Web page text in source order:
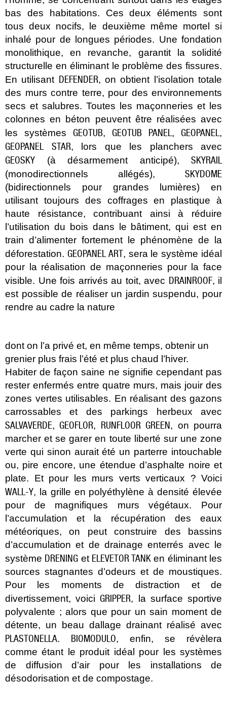
bas des habitations. Ces deux éléments sont
tous deux nocifs, le deuxième même mortel si
inhalé pour de longues périodes. Une fondation
monolithique, en revanche, garantit la solidité
structurelle en éliminant le problème des fissures.
En utilisant DEFENDER, on obtient l’isolation totale
des murs contre terre, pour des environnements
secs et salubres. Toutes les maçonneries et les
colonnes en béton peuvent être réalisées avec
les systèmes GEOTUB, GEOTUB PANEL , GEOPANEL ,
GEOPANEL STAR, lors que les planchers avec
GEOSKY (à désarmement anticipé), SKYRAIL
(monodirectionnels allégés), SKYDOME
(bidirectionnels pour grandes lumières) en
utilisant toujours des coffrages en plastique à
haute résistance, contribuant ainsi à réduire
l’utilisation du bois dans le bâtiment, qui est en
train d’alimenter fortement le phénomène de la
déforestation. GEOPANEL ART, sera le système idéal
pour la réalisation de maçonneries pour la face
visible. Une fois arrivés au toit, avec DRAINROOF, il
est possible de réaliser un jardin suspendu, pour
rendre au cadre la nature
dont on l’a privé et, en même temps, obtenir un
grenier plus frais l’été et plus chaud l’hiver.
Habiter de façon saine ne signifie cependant pas
rester enfermés entre quatre murs, mais jouir des
zones vertes utilisables. En réalisant des gazons
carrossables et des parkings herbeux avec
SALVAVERDE, GEOFLOR, RUNFLOOR GREEN, on pourra
marcher et se garer en toute liberté sur une zone
verte qui sinon aurait été un parterre intouchable
ou, pire encore, une étendue d’asphalte noire et
plate. Et pour les murs verts verticaux ? Voici
WALL-Y, la grille en polyéthylène à densité élevée
pour de magnifiques murs végétaux. Pour
l’accumulation et la récupération des eaux
météoriques, on peut construire des bassins
d’accumulation et de drainage enterrés avec le
système DRENING et ELEVETOR TANK en éliminant les
sources stagnantes d’odeurs et de moustiques.
Pour les moments de distraction et de
divertissement, voici GRIPPER, la surface sportive
polyvalente ; alors que pour un sain moment de
détente, un beau dallage drainant réalisé avec
PLASTONELLA. BIOMODULO, enfin, se révèlera
comme étant le produit idéal pour les systèmes
de diffusion d’air pour les installations de
désodorisation et de compostage.